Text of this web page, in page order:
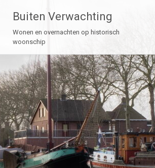
inhoud
springen
Buiten Verwachting
Wonen en overnachten op historisch
woonschip